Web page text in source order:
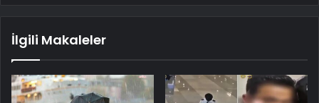
İlgili Makaleler